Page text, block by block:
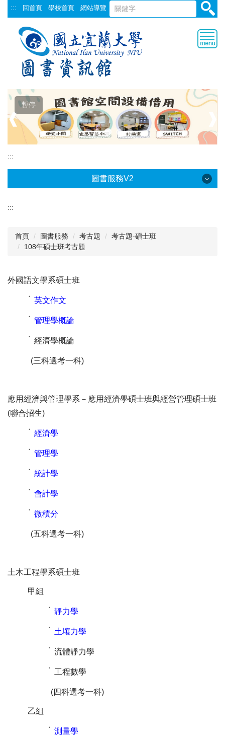
跳
到
::: 回首頁 學校首頁 網站導覽
暫停
❰
:::
圖書服務V2
閱讀與推廣
:::
首頁 圖書服務 考古題
考古題-碩士班
108年碩士班考古題
外國語文學系碩士班
˙ 英文作文
˙ 管理學概論
˙ 經濟學概論
(三科選考一科)
應用經濟與管理學系－應用經濟學碩士班與經營管理碩士班
(聯合招生)
˙ 經濟學
˙ 管理學
˙ 統計學
˙ 會計學
˙ 微積分
(五科選考一科)
土木工程學系碩士班
甲組
˙ 靜力學
˙ 土壤力學
˙ 流體靜力學
˙ 工程數學
(四科選考一科)
乙組
˙ 測量學